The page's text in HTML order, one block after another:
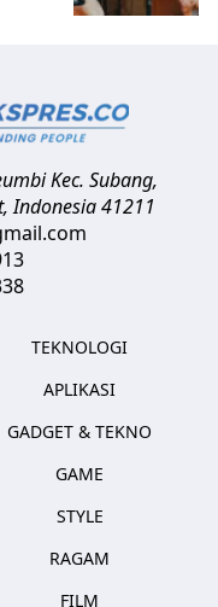
Kec. Subang,
,Indonesia41211
TEKNOLOGI
APLIKASI
GADGET & TEKNO
GAME
STYLE
RAGAM
FILM